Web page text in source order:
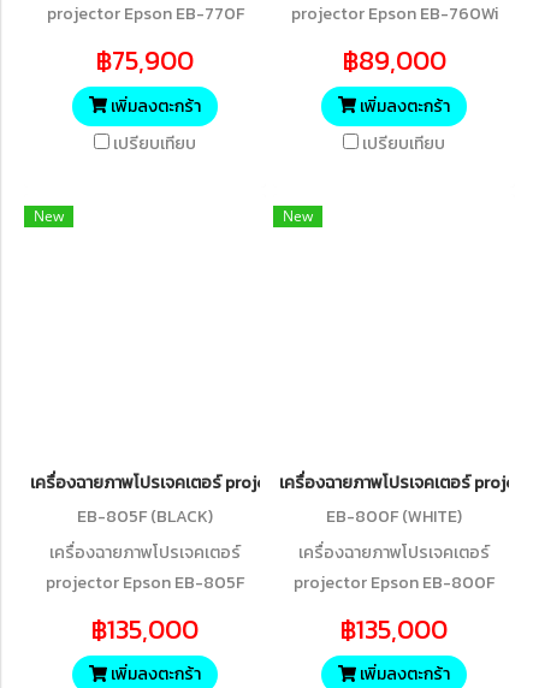
projector Epson EB-770F
3LCD Full HD (4,100 lumens)
Ultra Short-throw Laser
Display
฿75,900
เพิ่มลงตะกร้า
เปรียบเทียบ
projector Epson EB-760Wi
WXGA 3LCD Laser Projector
฿89,000
เพิ่มลงตะกร้า
เปรียบเทียบ
New
เครื่องฉายภาพโปรเจคเตอร์ projector Epson EB-805F (BLACK)
EB-805F (BLACK)
เครื่องฉายภาพโปรเจคเตอร์
projector Epson EB-805F
Full HD Laser Projector
฿135,000
เพิ่มลงตะกร้า
New
เครื่องฉายภาพโปรเจคเตอร์
EB-800F (WHITE)
เครื่องฉายภาพโปรเจคเตอร์
projector Epson EB-800F
Throw Full HD Laser Projector
฿135,000
เพิ่มลงตะกร้า